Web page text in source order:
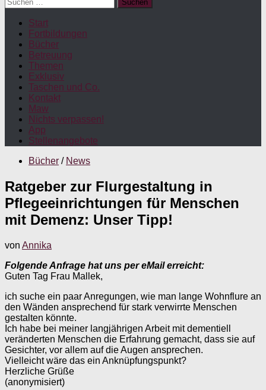
nach:
Start
Fortbildungen
Bücher
Betreuung
Themen
Exklusiv
Taschen und Co.
Kontakt
Maw
Nichts verpassen!
App
Stellenangebote
Bücher / News
Ratgeber zur Flurgestaltung in
Pflegeeinrichtungen für Menschen
mit Demenz: Unser Tipp!
von Annika
Folgende Anfrage hat uns per eMail erreicht:
Guten Tag Frau Mallek,
ich suche ein paar Anregungen, wie man lange Wohnflure an
den Wänden ansprechend für stark verwirrte Menschen
gestalten könnte.
Ich habe bei meiner langjährigen Arbeit mit dementiell
veränderten Menschen die Erfahrung gemacht, dass sie auf
Gesichter, vor allem auf die Augen ansprechen.
Vielleicht wäre das ein Anknüpfungspunkt?
Herzliche Grüße
(anonymisiert)